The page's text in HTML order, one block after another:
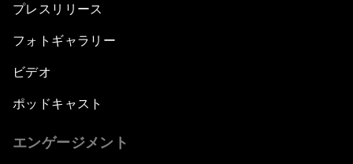
プレスリリース
フォトギャラリー
ビデオ
ポッドキャスト
エンゲージメント